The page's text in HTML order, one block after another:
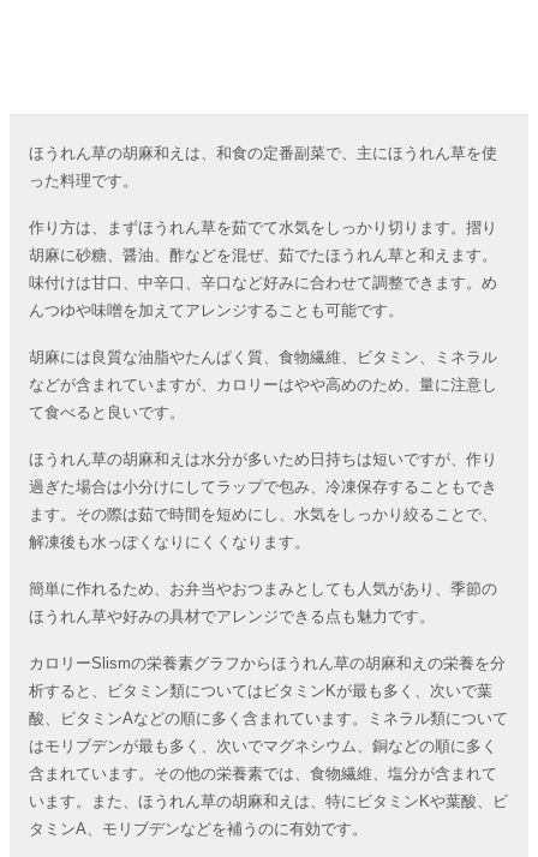
ほうれん草の胡麻和えは、和食の定番副菜で、主にほうれん草を使
った料理です。
作り方は、まずほうれん草を茹でて水気をしっかり切ります。摺り
胡麻に砂糖、醤油、酢などを混ぜ、茹でたほうれん草と和えます。
味付けは甘口、中辛口、辛口など好みに合わせて調整できます。め
んつゆや味噌を加えてアレンジすることも可能です。
胡麻には良質な油脂やたんぱく質、食物繊維、ビタミン、ミネラル
などが含まれていますが、カロリーはやや高めのため、量に注意し
て食べると良いです。
ほうれん草の胡麻和えは水分が多いため日持ちは短いですが、作り
過ぎた場合は小分けにしてラップで包み、冷凍保存することもでき
ます。その際は茹で時間を短めにし、水気をしっかり絞ることで、
解凍後も水っぽくなりにくくなります。
簡単に作れるため、お弁当やおつまみとしても人気があり、季節の
ほうれん草や好みの具材でアレンジできる点も魅力です。
カロリーSlismの栄養素グラフからほうれん草の胡麻和えの栄養を分
析すると、ビタミン類についてはビタミンKが最も多く、次いで葉
酸、ビタミンAなどの順に多く含まれています。ミネラル類について
はモリブデンが最も多く、次いでマグネシウム、銅などの順に多く
含まれています。その他の栄養素では、食物繊維、塩分が含まれて
います。また、ほうれん草の胡麻和えは、特にビタミンKや葉酸、ビ
タミンA、モリブデンなどを補うのに有効です。